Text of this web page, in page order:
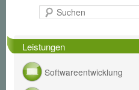
Suche
Leistungen
Softwareentwicklung